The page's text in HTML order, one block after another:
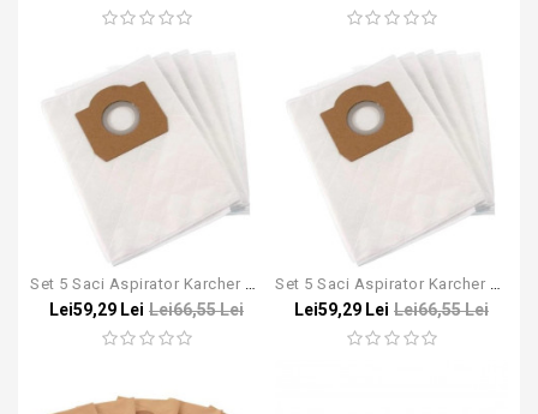
Set 5 Saci Aspirator Karcher NT 20/1
Lei59,29 Lei Lei66,55 Lei
Set 5 Saci Aspirator Karcher NT 27/1
Lei59,29 Lei Lei66,55 Lei